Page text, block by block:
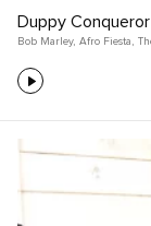
Duppy
Bob Marley, Afro Fiesta ,